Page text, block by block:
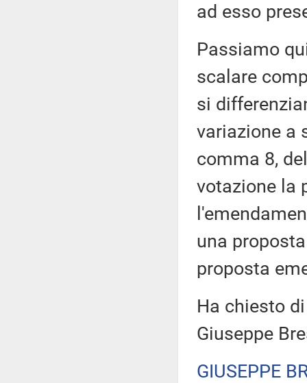
ad esso
Passiamo
scalare
si
variazione a
comma 8,
votazione la
una
proposta
Ha chiesto
Giuseppe
GIUSEPPE